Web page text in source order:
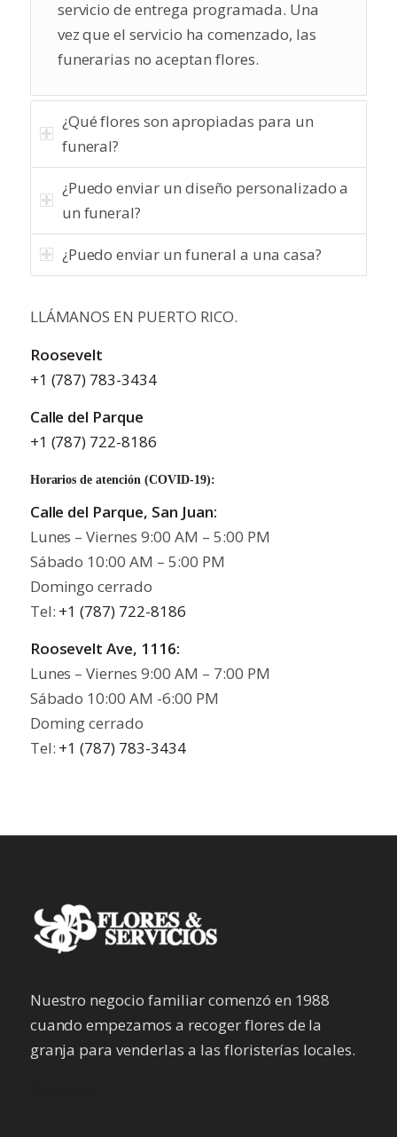
servicio de entrega programada. Una
vez que el servicio ha comenzado, las
funerarias no aceptan flores.
¿Qué flores son apropiadas para un
funeral?
¿Puedo enviar un diseño personalizado a
un funeral?
¿Puedo enviar un funeral a una casa?
LLÁMANOS EN PUERTO RICO.
Roosevelt
+1 (787) 783-3434
Calle del Parque
+1 (787) 722-8186
Horarios de atención (COVID-19):
Calle del Parque, San Juan:
Lunes – Viernes 9:00 AM – 5:00 PM
Sábado 10:00 AM – 5:00 PM
Domingo cerrado
Tel: +1 (787) 722-8186
Roosevelt Ave, 1116:
Lunes – Viernes 9:00 AM – 7:00 PM
Sábado 10:00 AM -6:00 PM
Doming cerrado
Tel: +1 (787) 783-3434
Nuestro negocio familiar comenzó en 1988
cuando empezamos a recoger flores de la
granja para venderlas a las floristerías locales.